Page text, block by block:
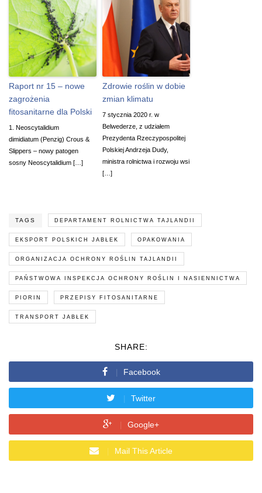
Raport nr 15 – nowe
zagrożenia
fitosanitarne dla Polski
1. Neoscytalidium
dimidiatum (Penzig) Crous &
Slippers – nowy patogen
sosny Neoscytalidium […]
Zdrowie roślin w dobie
zmian klimatu
7 stycznia 2020 r. w
Belwederze, z udziałem
Prezydenta Rzeczypospolitej
Polskiej Andrzeja Dudy,
ministra rolnictwa i rozwoju wsi
[…]
TAGS DEPARTAMENT ROLNICTWA TAJLANDII
EKSPORT POLSKICH JABŁEK OPAKOWANIA
ORGANIZACJA OCHRONY ROŚLIN TAJLANDII
PAŃSTWOWA INSPEKCJA OCHRONY ROŚLIN I NASIENNICTWA
PIORIN PRZEPISY FITOSANITARNE
TRANSPORT JABŁEK
SHARE:
Facebook
Twitter
Google+
Mail This Article